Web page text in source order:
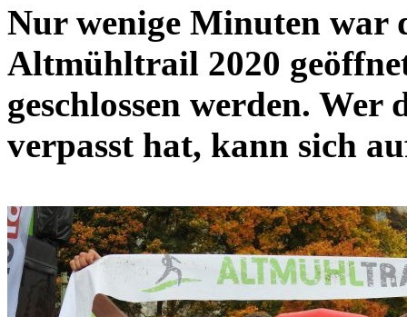
Nur wenige Minuten war
Altmühltrail 2020
geschlossen werden.
verpasst hat, kann sich